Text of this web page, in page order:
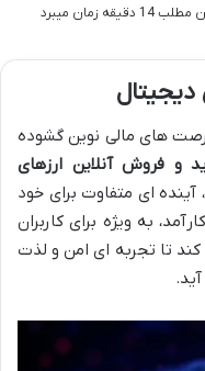
زمان میبرد
های مالی نوین گشوده
و فروش آنلاین ارزهای
آینده ای متفاوت برای خود
به ویژه برای کاربران
کند تا تجربه ای امن و لذت